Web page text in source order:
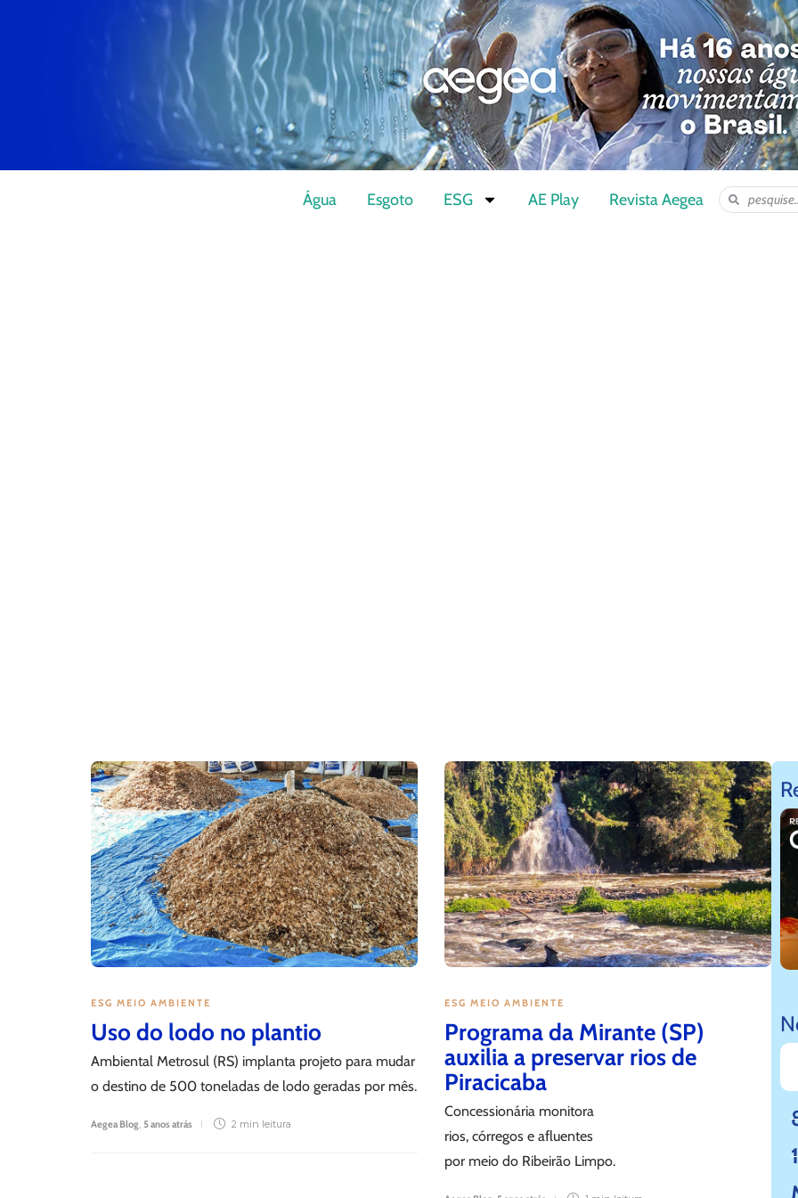
Água Esgoto ESG AE Play Revista Aegea
DESTAQUE
AEGEA É A EMPRESA MAIS
EM INFRAESTRUTURA
ESG MEIO AMBIENTE
Uso do lodo no plantio
Ambiental Metrosul (RS) implanta projeto para mudar
o destino de 500 toneladas de lodo geradas por mês.
Aegea Blog, 5 anos atrás 2 min leitura
ESG MEIO AMBIENTE
Programa da Mirante (SP)
auxilia a preservar rios de
Piracicaba
Concessionária monitora
rios, córregos e afluentes
por meio do Ribeirão Limpo.